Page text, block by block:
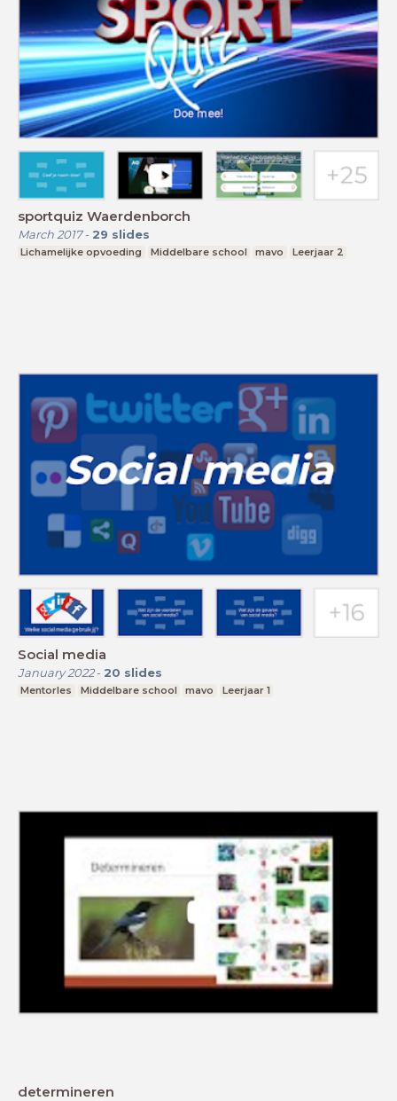
sportquiz Waerdenborch
March 2017- 29 slides
Lichamelijke opvoeding Middelbare school mavo Leerjaar 2
Social media
January 2022- 20 slides
Mentorles Middelbare school mavo Leerjaar 1
determineren